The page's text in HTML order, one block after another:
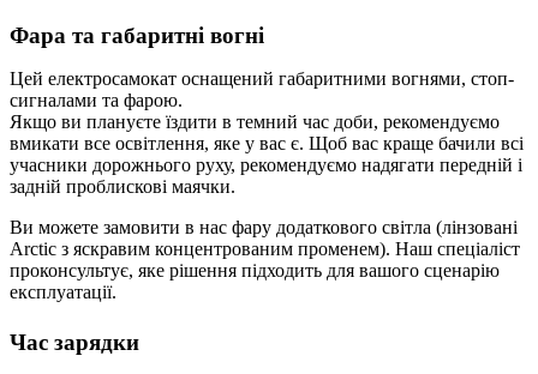
Фара та габаритні вогні
Цей електросамокат оснащений габаритними вогнями, стоп-
сигналами та фарою.
Якщо ви плануєте їздити в темний час доби, рекомендуємо
вмикати все освітлення, яке у вас є. Щоб вас краще бачили всі
учасники дорожнього руху, рекомендуємо надягати передній і
задній проблискові маячки.
Ви можете замовити в нас фару додаткового світла (лінзовані
Arctic з яскравим концентрованим променем). Наш спеціаліст
проконсультує, яке рішення підходить для вашого сценарію
експлуатації.
Час зарядки